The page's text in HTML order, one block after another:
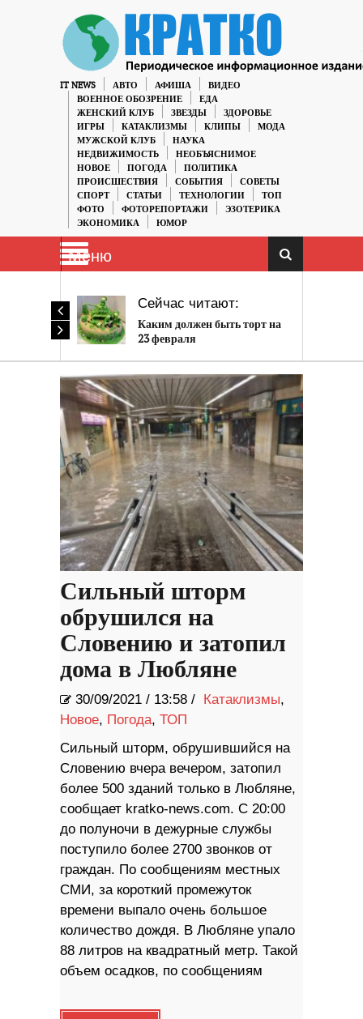
IT NEWS АВТО АФИША
ВИДЕО
ВОЕННОЕ ОБОЗРЕНИЕ
ЕДА
ЖЕНСКИЙ КЛУБ
ЗВЕЗДЫ
ЗДОРОВЬЕ
ИГРЫ
КАТАКЛИЗМЫ КЛИПЫ
МОДА
МУЖСКОЙ КЛУБ
НАУКА
НЕДВИЖИМОСТЬ
НЕОБЪЯСНИМОЕ
НОВОЕ
ПОГОДА
ПОЛИТИКА
ПРОИСШЕСТВИЯ
СОБЫТИЯ
СОВЕТЫ
СПОРТ
СТАТЬИ ТЕХНОЛОГИИ
ТОП
ФОТО
ФОТОРЕПОРТАЖИ
ЭЗОТЕРИКА
ЭКОНОМИКА
ЮМОР
Меню
Сейчас читают:
Каким должен быть торт на
23 февраля
Сильный шторм
обрушился на
Словению и затопил
дома в Любляне
30/09/2021 / 13:58 / Катаклизмы,
Новое, Погода, ТОП
Сильный шторм, обрушившийся на
Словению вчера вечером, затопил
более 500 зданий только в Любляне,
сообщает kratko-news.com. С 20:00
до полуночи в дежурные службы
поступило более 2700 звонков от
граждан. По сообщениям местных
СМИ, за короткий промежуток
времени выпало очень большое
количество дождя. В Любляне упало
88 литров на квадратный метр. Такой
объем осадков, по сообщениям